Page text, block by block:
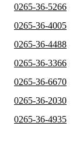
0265-36-5266
0265-36-4005
0265-36-4488
0265-36-3366
0265-36-6670
0265-36-2030
0265-36-4935